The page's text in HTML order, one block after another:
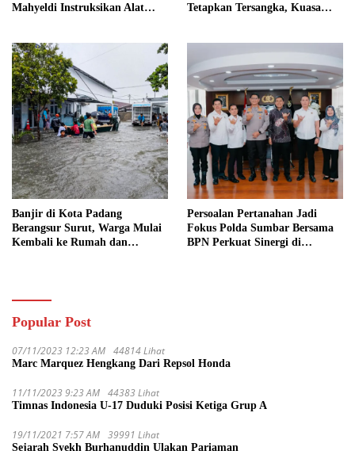
Mahyeldi Instruksikan Alat
Tetapkan Tersangka, Kuasa
Banjir di Kota Padang
Berangsur Surut, Warga Mulai
Kembali ke Rumah dan
Persoalan Pertanahan Jadi
Fokus Polda Sumbar Bersama
BPN Perkuat Sinergi di
Popular Post
07/11/2023 12:23 AM 44814 Lihat
Marc Marquez Hengkang Dari Repsol Honda
11/11/2023 9:23 AM 44383 Lihat
Timnas Indonesia U-17 Duduki Posisi Ketiga Grup A
19/11/2021 7:57 AM 39991 Lihat
Sejarah Syekh Burhanuddin Ulakan Pariaman